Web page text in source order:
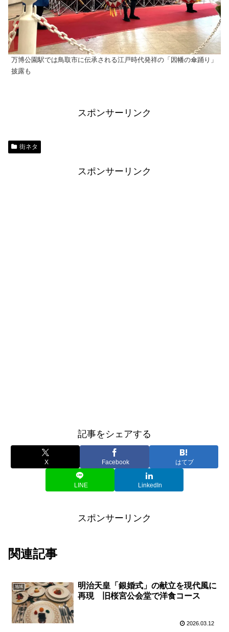
万博公園駅では鳥取市に伝承される江戸時代発祥の「因幡の傘踊り」
披露も
スポンサーリンク
街ネタ
スポンサーリンク
記事をシェアする
X Facebook はてブ
LINE LinkedIn
スポンサーリンク
関連記事
地域
明治天皇「銀婚式」の献立を現代風に
再現 旧桜宮公会堂で洋食コース
2026.03.12